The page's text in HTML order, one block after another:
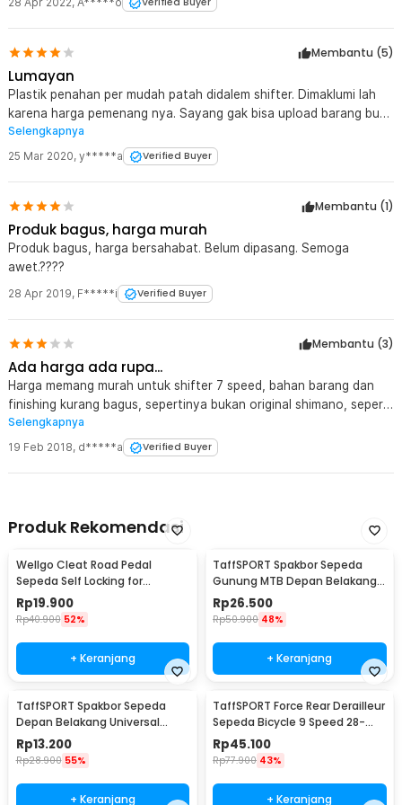
handle yang ramping memberikan kesan profesional sekaligus
harian.
Material Kuat dan Tahan Lama
Body shifter dibuat dari kombinasi plastik berkualitas dan metal
terhadap tekanan penggunaan rutin dan tidak mudah rusak.
Kelengkapan Produk
Rincian yang Anda dapatkan untuk pembelian produk ini:
2 x TaffSPORT Shifter Brake Operan Gigi Sepeda 3x7 Speed
Membantu (5)
Lumayan
Plastik penahan per mudah patah didalem shifter. Dimaklumi lah
karena harga pemenang nya. Sayang gak bisa upload barang bukti
di review jaknot.
Selengkapnya
25 Mar 2020, y*****a Verified Buyer
Membantu (1)
Produk bagus, harga murah
Produk bagus, harga bersahabat. Belum dipasang. Semoga
awet.????
28 Apr 2019, F*****i Verified Buyer
Membantu (3)
Ada harga ada rupa...
Harga memang murah untuk shifter 7 speed, bahan barang dan
finishing kurang bagus, sepertinya bukan original shimano, seperti
produk tiruan shimano
Selengkapnya
19 Feb 2018, d*****a Verified Buyer
Produk Rekomendasi
Wellgo Cleat Road Pedal
Sepeda Self Locking for
Shimano SM-SH11 SPD-L
Rp19.900
Rp40.900 52%
+ Keranjang
TaffSPORT Spakbor Sepeda
Gunung MTB Depan Belakang
Anti Cipratan - Y901
Rp26.500
Rp50.900 48%
+ Keranjang
TaffSPORT Spakbor Sepeda
Depan Belakang Universal
Clamp Dua Warna - BQ541
Rp13.200
Rp28.900 55%
+ Keranjang
TaffSPORT Force Rear Derailleur
Sepeda Bicycle 9 Speed 28-
34T - RD-M390
Rp45.100
Rp77.900 43%
+ Keranjang